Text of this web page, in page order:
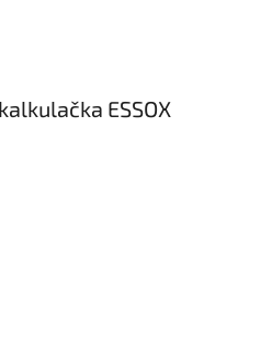
ESSOX